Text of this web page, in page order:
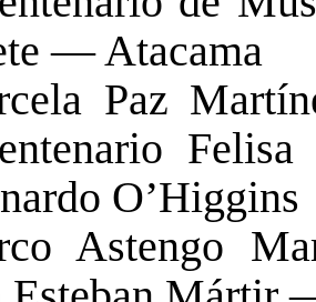
— Atacama
Paz
O’Higgins
Astengo